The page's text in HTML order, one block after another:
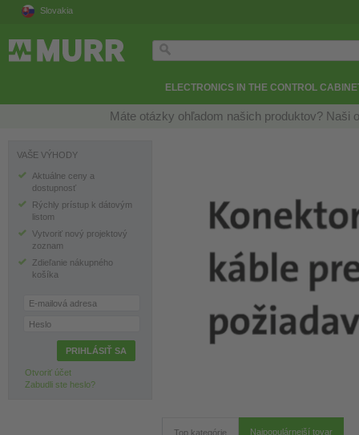
Slovakia
ELECTRONICS IN THE CONTROL
Máte otázky ohľadom našich produktov? Naši
VAŠE VÝHODY
Aktuálne ceny a
dostupnosť
Rýchly prístup k dátovým
listom
Vytvoriť nový projektový
zoznam
Zdieľanie nákupného
košíka
E-mailová adresa
Heslo
PRIHLÁSIŤ SA
Otvoriť účet
Zabudli ste heslo?
Top kategórie Najpopulárnejší tovar